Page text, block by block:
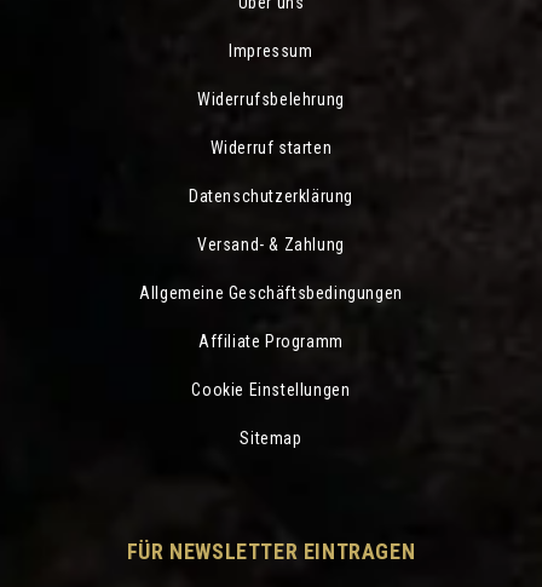
Impressum
Widerrufsbelehrung
Widerruf starten
Datenschutzerklärung
Versand- & Zahlung
Allgemeine Geschäftsbedingungen
Affiliate Programm
Cookie Einstellungen
Sitemap
FÜR NEWSLETTER EINTRAGEN